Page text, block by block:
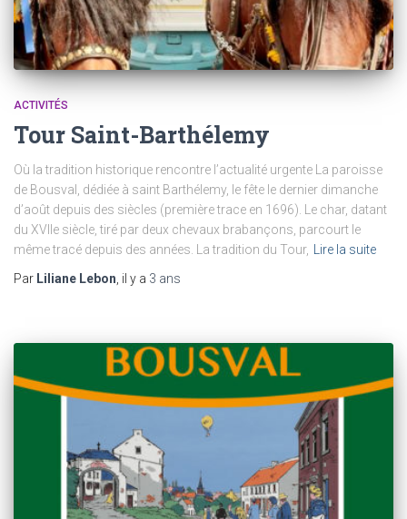
ACTIVITÉS
Tour Saint-Barthélemy
Où la tradition historique rencontre l’actualité urgente La paroisse
de Bousval, dédiée à saint Barthélemy, le fête le dernier dimanche
d’août depuis des siècles (première trace en 1696). Le char, datant
du XVIIe siècle, tiré par deux chevaux brabançons, parcourt le
même tracé depuis des années. La tradition du Tour,
Lire la suite
Par Liliane Lebon , il y a 3 ans